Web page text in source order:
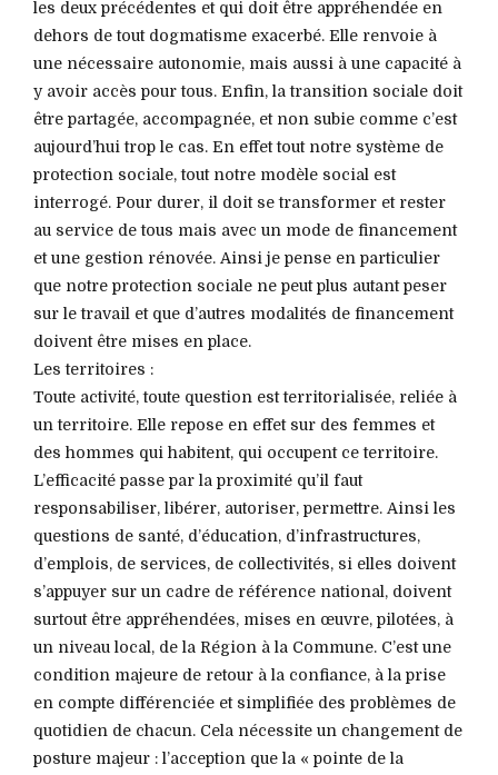
les deux précédentes et qui doit être appréhendée en
dehors de tout dogmatisme exacerbé. Elle renvoie à
une nécessaire autonomie, mais aussi à une capacité à
y avoir accès pour tous. Enfin, la transition sociale doit
être partagée, accompagnée, et non subie comme c’est
aujourd’hui trop le cas. En effet tout notre système de
protection sociale, tout notre modèle social est
interrogé. Pour durer, il doit se transformer et rester
au service de tous mais avec un mode de financement
et une gestion rénovée. Ainsi je pense en particulier
que notre protection sociale ne peut plus autant peser
sur le travail et que d’autres modalités de financement
doivent être mises en place.
Les territoires :
Toute activité, toute question est territorialisée, reliée à
un territoire. Elle repose en effet sur des femmes et
des hommes qui habitent, qui occupent ce territoire.
L’efficacité passe par la proximité qu’il faut
responsabiliser, libérer, autoriser, permettre. Ainsi les
questions de santé, d’éducation, d’infrastructures,
d’emplois, de services, de collectivités, si elles doivent
s’appuyer sur un cadre de référence national, doivent
surtout être appréhendées, mises en œuvre, pilotées, à
un niveau local, de la Région à la Commune. C’est une
condition majeure de retour à la confiance, à la prise
en compte différenciée et simplifiée des problèmes de
quotidien de chacun. Cela nécessite un changement de
posture majeur : l’acception que la « pointe de la